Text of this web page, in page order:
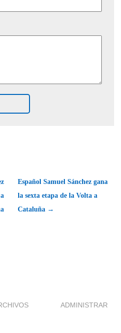
Español Samuel Sánchez gana
la sexta etapa de la Volta a
Cataluña →
ADMINISTRAR